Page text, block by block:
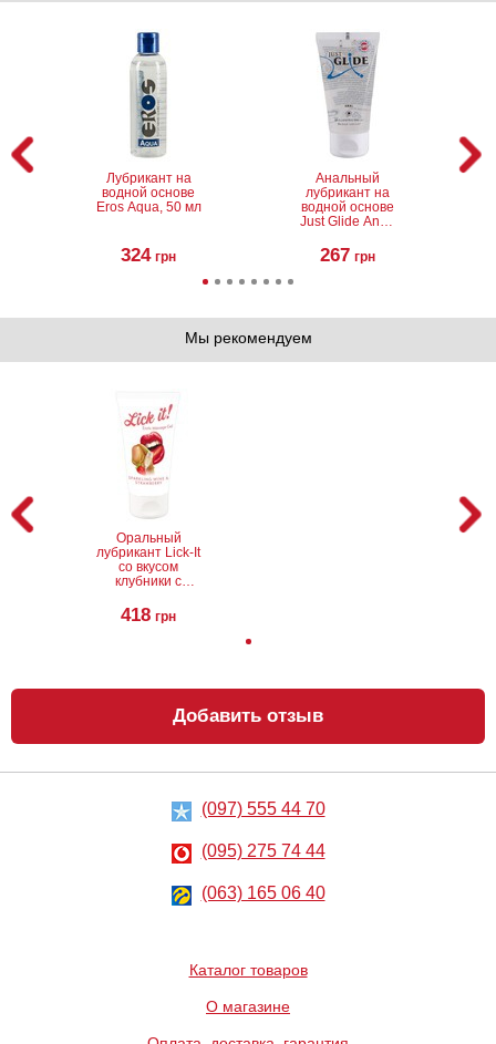
Лубрикант на
водной основе
Eros Aqua, 50 мл
324 грн
Анальный
лубрикант на
водной основе
Just Glide Anal,
267 грн
Фаллоимитатор
Baile Little Stud
Penis
311 грн
Лубрикант на
водной основе
мл
грн
Реалистичная
вагина
408
Мы рекомендуем
Оральный
лубрикант Lick-It
со вкусом
клубники с
мл
418 грн
Добавить отзыв
(097) 555 44 70
(095) 275 74 44
(063) 165 06 40
Каталог товаров
О магазине